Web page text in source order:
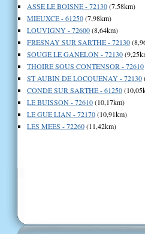
ASSE LE BOISNE - 72130(7,58km)
MIEUXCE - 61250(7,98km)
LOUVIGNY - 72600(8,64km)
FRESNAY SUR SARTHE - 72130
SOUGE LE GANELON - 72130
THOIRE SOUS CONTENSOR - 72610
ST AUBIN DE LOCQUENAY - 72130
CONDE SUR SARTHE - 61250
LE BUISSON - 72610(10,17km)
LE GUE LIAN - 72170(10,91km)
LES MEES - 72260(11,42km)